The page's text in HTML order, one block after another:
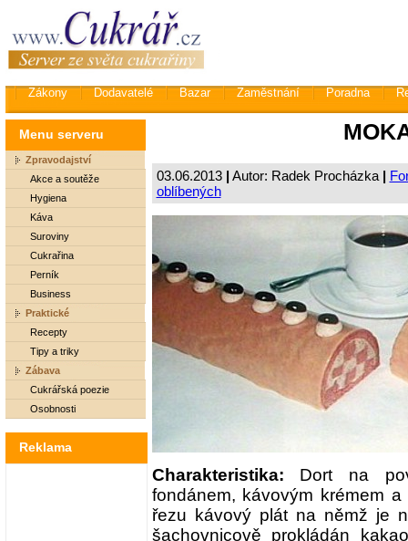
Zákony Dodavatelé Bazar Zaměstnání Poradna
Menu serveru
Zpravodajství
Akce a soutěže
Hygiena
Káva
Suroviny
Cukrařina
Perník
Business
Praktické
Recepty
Tipy a triky
Zábava
Cukrářská poezie
Osobnosti
Reklama
03.06.2013 | Autor: Radek Procházka |
oblíbených
Charakteristika: Dort na
fondánem, kávovým krémem
řezu kávový plát na němž je
šachovnicově prokládán